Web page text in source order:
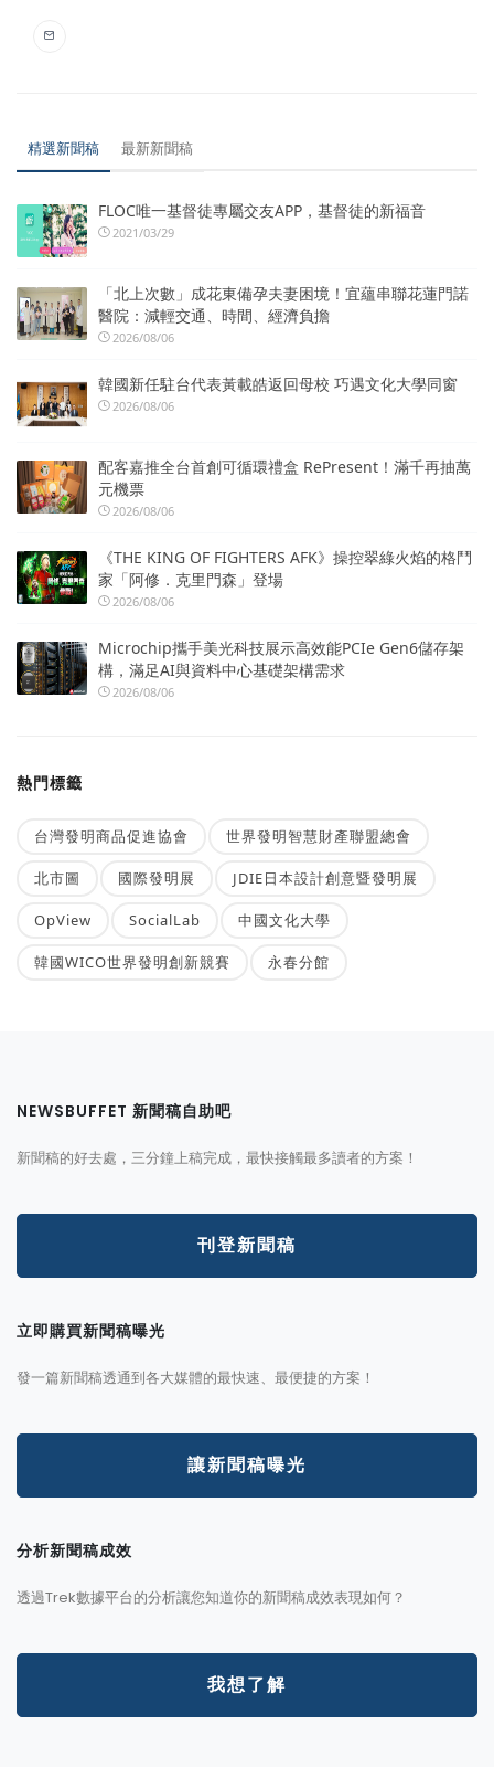
精選新聞稿 最新新聞稿
FLOC唯一基督徒專屬交友APP，基督徒的新福音
2021/03/29
「北上次數」成花東備孕夫妻困境！宜蘊串聯花蓮門諾
醫院：減輕交通、時間、經濟負擔
2026/08/06
韓國新任駐台代表黃載皓返回母校 巧遇文化大學同窗
2026/08/06
配客嘉推全台首創可循環禮盒 RePresent！滿千再抽萬
元機票
2026/08/06
《THE KING OF FIGHTERS AFK》操控翠綠火焰的格鬥
家「阿修．克里門森」登場
2026/08/06
Microchip攜手美光科技展示高效能PCIe Gen6儲存架
構，滿足AI與資料中心基礎架構需求
2026/08/06
熱門標籤
台灣發明商品促進協會 世界發明智慧財產聯盟總會
北市圖 國際發明展 JDIE日本設計創意暨發明展
OpView SocialLab 中國文化大學
韓國WICO世界發明創新競賽 永春分館
NEWSBUFFET 新聞稿自助吧
新聞稿的好去處，三分鐘上稿完成，最快接觸最多讀者的方案！
刊登新聞稿
立即購買新聞稿曝光
發一篇新聞稿透通到各大媒體的最快速、最便捷的方案！
讓新聞稿曝光
分析新聞稿成效
透過Trek數據平台的分析讓您知道你的新聞稿成效表現如何？
我想了解